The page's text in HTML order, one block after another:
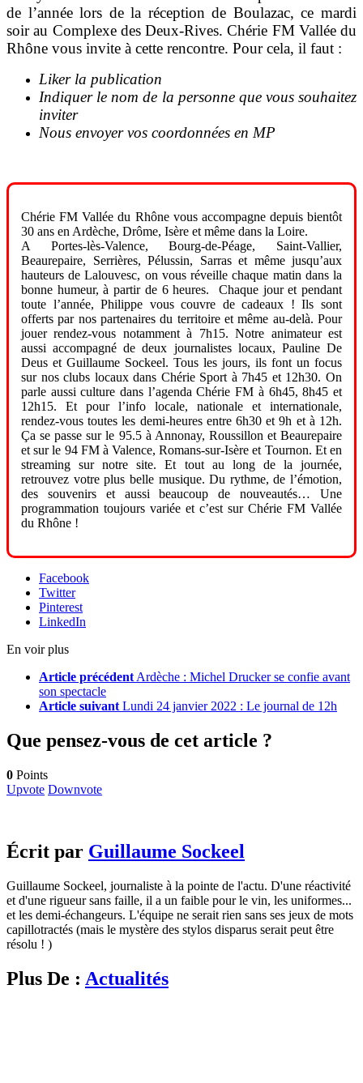
de l’année lors de la réception de Boulazac, ce mardi
soir au Complexe des Deux-Rives. Chérie FM Vallée du
Rhône vous invite à cette rencontre. Pour cela, il faut :
Liker la publication
Indiquer le nom de la personne que vous souhaitez
inviter
Nous envoyer vos coordonnées en MP
Chérie FM Vallée du Rhône vous accompagne depuis bientôt
30 ans en Ardèche, Drôme, Isère et même dans la Loire.
A Portes-lès-Valence, Bourg-de-Péage, Saint-Vallier,
Beaurepaire, Serrières, Pélussin, Sarras et même jusqu’aux
hauteurs de Lalouvesc, on vous réveille chaque matin dans la
bonne humeur, à partir de 6 heures. Chaque jour et pendant
toute l’année, Philippe vous couvre de cadeaux ! Ils sont
offerts par nos partenaires du territoire et même au-delà. Pour
jouer rendez-vous notamment à 7h15. Notre animateur est
aussi accompagné de deux journalistes locaux, Pauline De
Deus et Guillaume Sockeel. Tous les jours, ils font un focus
sur nos clubs locaux dans Chérie Sport à 7h45 et 12h30. On
parle aussi culture dans l’agenda Chérie FM à 6h45, 8h45 et
12h15. Et pour l’info locale, nationale et internationale,
rendez-vous toutes les demi-heures entre 6h30 et 9h et à 12h.
Ça se passe sur le 95.5 à Annonay, Roussillon et Beaurepaire
et sur le 94 FM à Valence, Romans-sur-Isère et Tournon. Et en
streaming sur notre site. Et tout au long de la journée,
retrouvez votre plus belle musique. Du rythme, de l’émotion,
des souvenirs et aussi beaucoup de nouveautés… Une
programmation toujours variée et c’est sur Chérie FM Vallée
du Rhône !
Facebook
Twitter
Pinterest
LinkedIn
En voir plus
Article précédent Ardèche : Michel Drucker se confie avant
son spectacle
Article suivant Lundi 24 janvier 2022 : Le journal de 12h
Que pensez-vous de cet article ?
0 Points
Upvote Downvote
Écrit par Guillaume Sockeel
Guillaume Sockeel, journaliste à la pointe de l'actu. D'une réactivité
et d'une rigueur sans faille, il a un faible pour le vin, les uniformes...
et les demi-échangeurs. L'équipe ne serait rien sans ses jeux de mots
capillotractés (mais le mystère des stylos disparus serait peut être
résolu ! )
Plus De : Actualités